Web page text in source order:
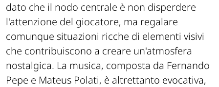
dato che il nodo centrale è non disperdere
l'attenzione del giocatore, ma regalare
comunque situazioni ricche di elementi visivi
che contribuiscono a creare un'atmosfera
nostalgica. La musica, composta da Fernando
Pepe e Mateus Polati, è altrettanto evocativa,